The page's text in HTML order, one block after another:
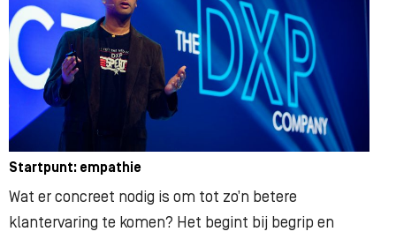
Startpunt: empathie
Wat er concreet nodig is om tot zo’n betere
klantervaring te komen? Het begint bij begrip en